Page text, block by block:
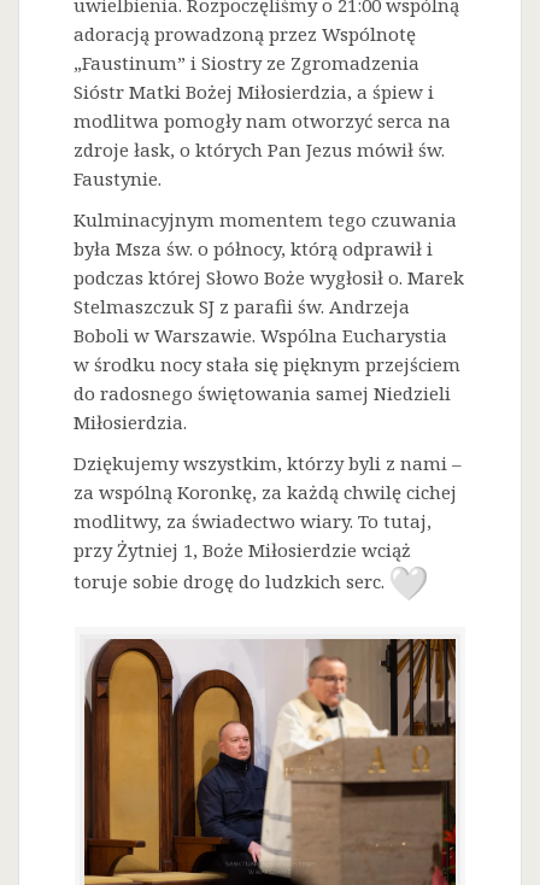
uwielbienia. Rozpoczęliśmy o 21:00 wspólną
adoracją prowadzoną przez Wspólnotę
„Faustinum” i Siostry ze Zgromadzenia
Sióstr Matki Bożej Miłosierdzia, a śpiew i
modlitwa pomogły nam otworzyć serca na
zdroje łask, o których Pan Jezus mówił św.
Faustynie.
Kulminacyjnym momentem tego czuwania
była Msza św. o północy, którą odprawił i
podczas której Słowo Boże wygłosił o. Marek
Stelmaszczuk SJ z parafii św. Andrzeja
Boboli w Warszawie. Wspólna Eucharystia
w środku nocy stała się pięknym przejściem
do radosnego świętowania samej Niedzieli
Miłosierdzia.
Dziękujemy wszystkim, którzy byli z nami –
za wspólną Koronkę, za każdą chwilę cichej
modlitwy, za świadectwo wiary. To tutaj,
przy Żytniej 1, Boże Miłosierdzie wciąż
toruje sobie drogę do ludzkich serc.